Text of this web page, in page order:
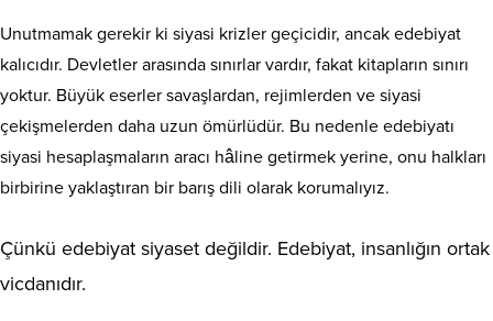
Unutmamak gerekir ki siyasi krizler geçicidir, ancak edebiyat
kalıcıdır. Devletler arasında sınırlar vardır, fakat kitapların sınırı
yoktur. Büyük eserler savaşlardan, rejimlerden ve siyasi
çekişmelerden daha uzun ömürlüdür. Bu nedenle edebiyatı
siyasi hesaplaşmaların aracı hâline getirmek yerine, onu halkları
birbirine yaklaştıran bir barış dili olarak korumalıyız.
Çünkü edebiyat siyaset değildir. Edebiyat, insanlığın ortak
vicdanıdır.